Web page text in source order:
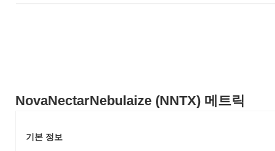
NovaNectarNebulaize (NNTX) 메트릭
기본 정보